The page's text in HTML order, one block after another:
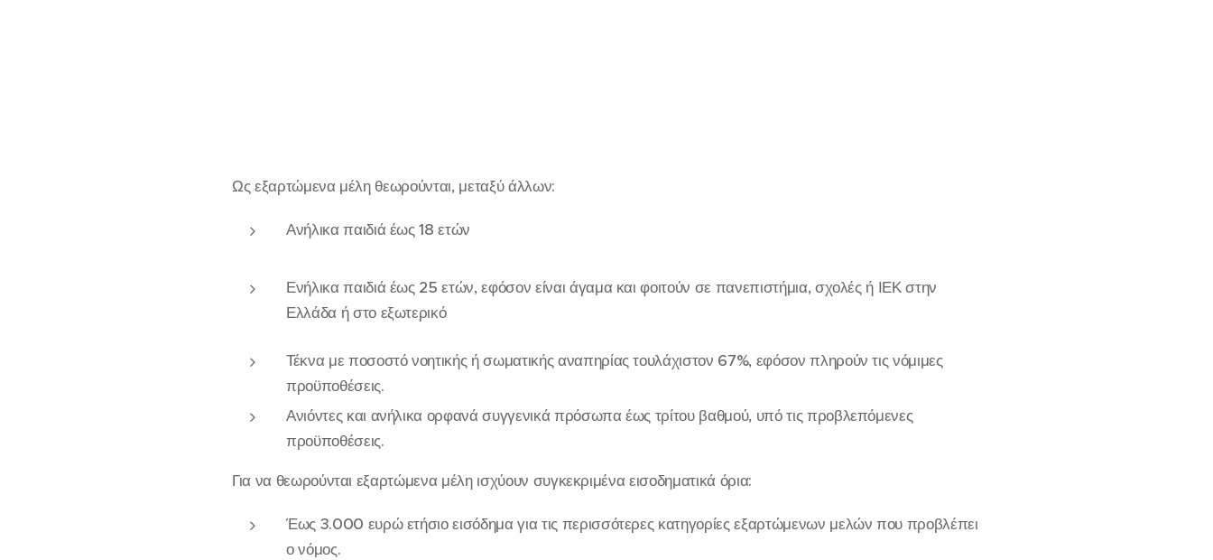
Ως εξαρτώμενα μέλη θεωρούνται, μεταξύ άλλων:
Ανήλικα παιδιά έως 18 ετών
Ενήλικα παιδιά έως 25 ετών, εφόσον είναι άγαμα και φοιτούν σε πανεπιστήμια, σχολές ή ΙΕΚ στην
Ελλάδα ή στο εξωτερικό
Τέκνα με ποσοστό νοητικής ή σωματικής αναπηρίας τουλάχιστον 67%, εφόσον πληρούν τις νόμιμες
προϋποθέσεις.
Ανιόντες και ανήλικα ορφανά συγγενικά πρόσωπα έως τρίτου βαθμού, υπό τις προβλεπόμενες
προϋποθέσεις.
Για να θεωρούνται εξαρτώμενα μέλη ισχύουν συγκεκριμένα εισοδηματικά όρια:
Έως 3.000 ευρώ ετήσιο εισόδημα για τις περισσότερες κατηγορίες εξαρτώμενων μελών που προβλέπει
ο νόμος.